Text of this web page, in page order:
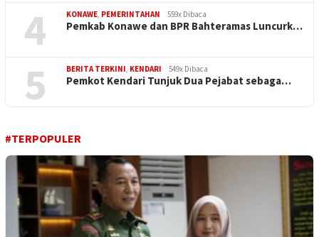
4 KONAWE, PEMERINTAHAN 559x Dibaca
Pemkab Konawe dan BPR Bahteramas Luncurk…
5 BERITA TERKINI, KENDARI 549x Dibaca
Pemkot Kendari Tunjuk Dua Pejabat sebaga…
#TERPOPULER